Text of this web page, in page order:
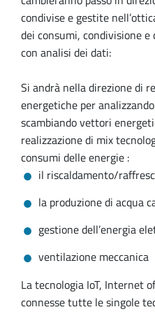
condivise e gestite
dei consumi, condivisione
con analisi dei dati:
Si andrà nella direzione di
energetiche per
scambiando vettori
realizzazione di mix
consumi delle energie :
il riscaldamento/
la produzione di acqua
gestione dell’energia
ventilazione meccanica
La tecnologia IoT, Internet
connesse tutte le singole